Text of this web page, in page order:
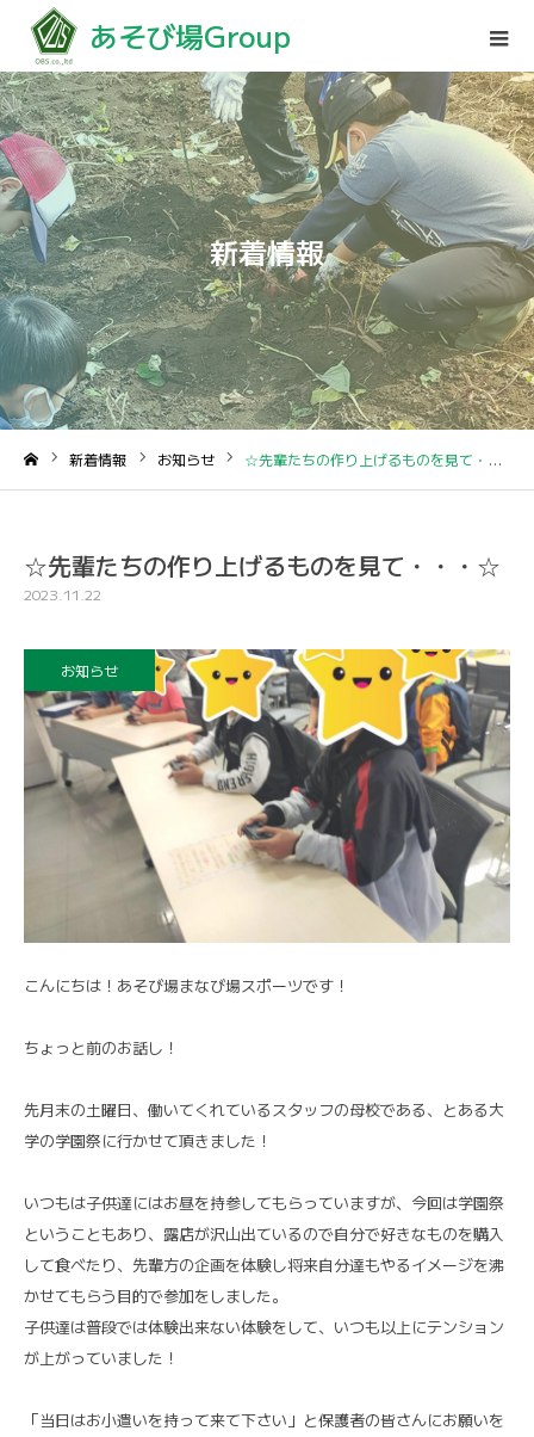
あそび場Group
新着情報
新着情報 お知らせ ☆先輩たちの作り上げるものを見て・・・☆
☆先輩たちの作り上げるものを見て・・・☆
2023.11.22
お知らせ
こんにちは！あそび場まなび場スポーツです！
ちょっと前のお話し！
先月末の土曜日、働いてくれているスタッフの母校である、とある大
学の学園祭に行かせて頂きました！
いつもは子供達にはお昼を持参してもらっていますが、今回は学園祭
ということもあり、露店が沢山出ているので自分で好きなものを購入
して食べたり、先輩方の企画を体験し将来自分達もやるイメージを沸
かせてもらう目的で参加をしました。
子供達は普段では体験出来ない体験をして、いつも以上にテンション
が上がっていました！
「当日はお小遣いを持って来て下さい」と保護者の皆さんにお願いを